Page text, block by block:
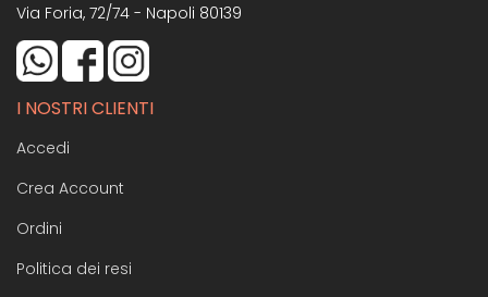
Via Foria, 72/74 - Napoli 80139
I NOSTRI CLIENTI
Accedi
Crea Account
Ordini
Politica dei resi